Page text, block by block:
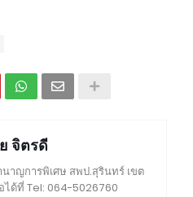
จิตรดี
าญการพิเศษ สพป.สุรินทร์ เขต
ได้ที่ Tel: 064-5026760